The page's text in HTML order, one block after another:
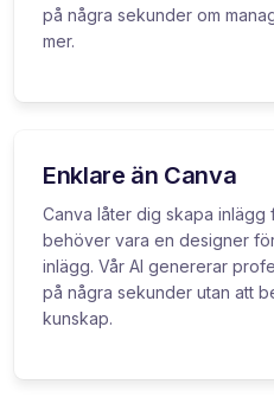
på några sekunder om
mer.
Enklare än Canva
Canva låter dig skapa inlägg
behöver vara en designer
inlägg. Vår AI genererar
på några sekunder utan att
kunskap.